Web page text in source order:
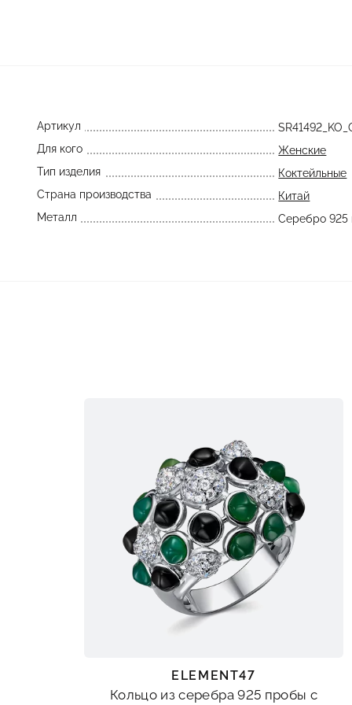
Артикул
Для кого
Женские
Тип изделия
Коктейльные
Страна производства
Китай
Металл
Серебро 925
ELEMENT47
Кольцо из серебра 925 пробы с